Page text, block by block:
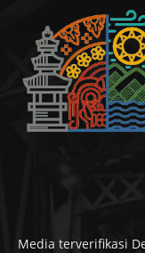
Media terverifikasi